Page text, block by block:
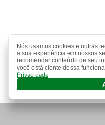
Nós usamos cookies e outras
a sua experiência em nossos
recomendar conteúdo de seu
você está ciente dessa
Privacidade